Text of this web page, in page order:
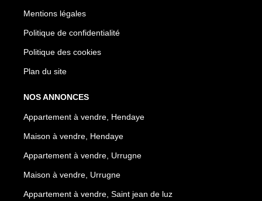
Mentions légales
Politique de confidentialité
Politique des cookies
Plan du site
NOS ANNONCES
Appartement à vendre, Hendaye
Maison à vendre, Hendaye
Appartement à vendre, Urrugne
Maison à vendre, Urrugne
Appartement à vendre, Saint jean de luz